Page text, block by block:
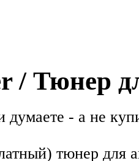
/ Тюнер
думаете - а не
тюнер для